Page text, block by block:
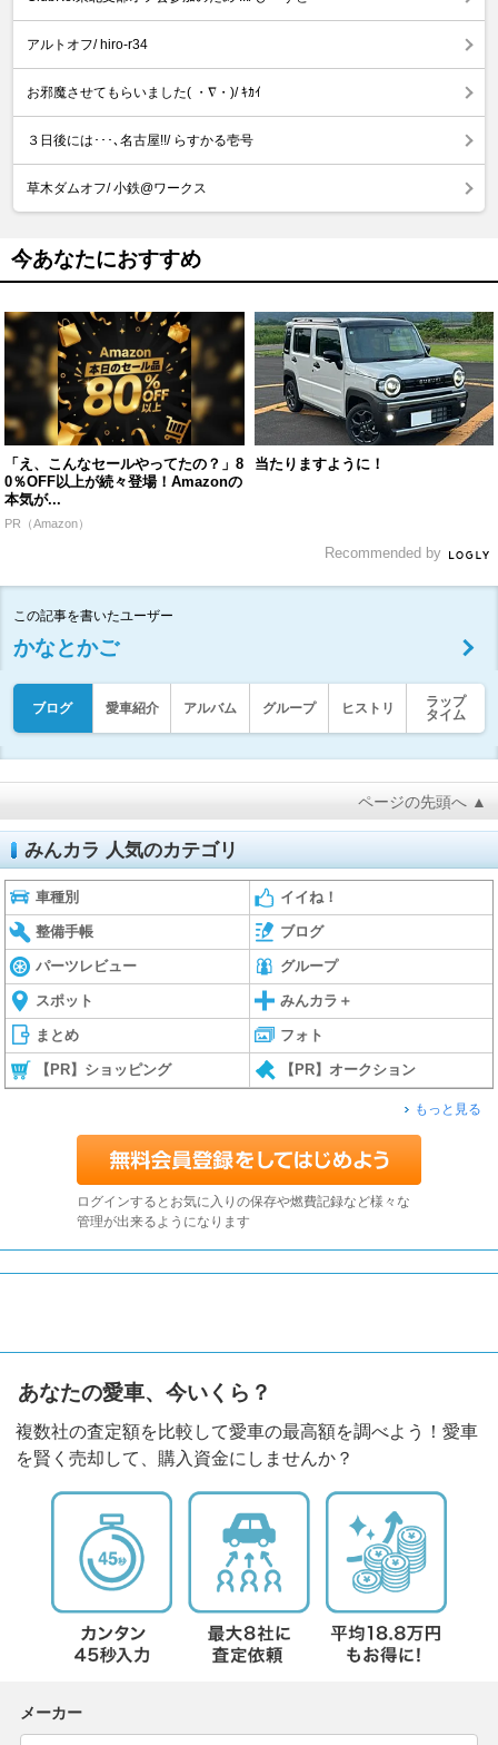
アルトオフ/ hiro-r34
お邪魔させてもらいました( ・∇・)/ ｷｶｲ
３日後には･･･､名古屋!!/ らすかる壱号
草木ダムオフ/ 小鉄@ワークス
今あなたにおすすめ
「え、こんなセールやってたの？」8
0％OFF以上が続々登場！Amazonの
本気が...
PR（Amazon）
当たりますように！
Recommended by
この記事を書いたユーザー
かなとかご
ブログ 愛車紹介 アルバム グループ ヒストリ
ラップ
タイム
ページの先頭へ ▲
みんカラ 人気のカテゴリ
車種別 イイね！
整備手帳 ブログ
パーツレビュー グループ
スポット みんカラ＋
まとめ フォト
【PR】ショッピング 【PR】オークション
もっと見る
ログインするとお気に入りの保存や燃費記録など様々な
管理が出来るようになります
あなたの愛車、今いくら？
複数社の査定額を比較して愛車の最高額を調べよう！愛車
を賢く売却して、購入資金にしませんか？
メーカー